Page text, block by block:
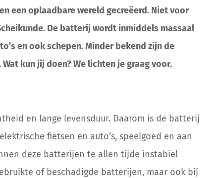
een oplaadbare wereld gecreëerd. Niet voor
De batterij wordt inmiddels massaal
en ook schepen. Minder bekend zijn de
kun jij doen? We lichten je graag voor.
en lange levensduur. Daarom is de batterij
fietsen en auto’s, speelgoed en aan
deze batterijen te allen tijde instabiel
of beschadigde batterijen, maar ook bij